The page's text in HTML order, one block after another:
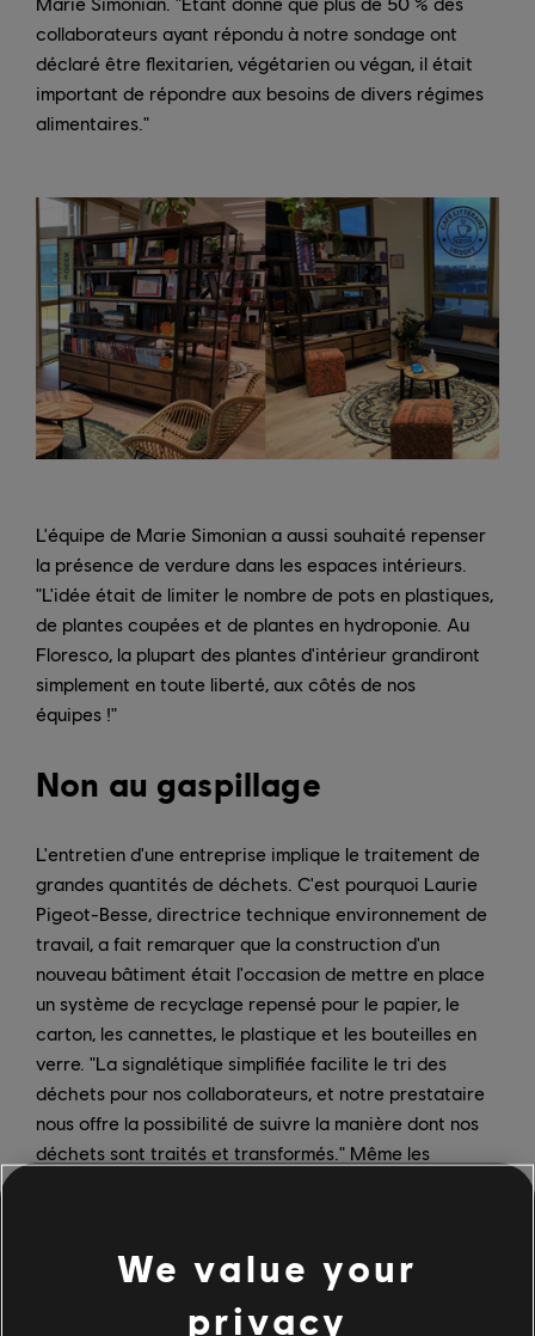
collaborateurs ayant répondu à notre sondage ont
déclaré être flexitarien, végétarien ou végan, il était
important de répondre aux besoins de divers régimes
alimentaires."
L'équipe de Marie Simonian a aussi souhaité repenser
la présence de verdure dans les espaces intérieurs.
"L'idée était de limiter le nombre de pots en plastiques,
de plantes coupées et de plantes en hydroponie. Au
Floresco, la plupart des plantes d'intérieur grandiront
simplement en toute liberté, aux côtés de nos
équipes !"
Non au gaspillage
L'entretien d'une entreprise implique le traitement de
grandes quantités de déchets. C'est pourquoi Laurie
Pigeot-Besse, directrice technique environnement de
travail, a fait remarquer que la construction d'un
nouveau bâtiment était l'occasion de mettre en place
un système de recyclage repensé pour le papier, le
carton, les cannettes, le plastique et les bouteilles en
verre. "La signalétique simplifiée facilite le tri des
déchets pour nos collaborateurs, et notre prestataire
nous offre la possibilité de suivre la manière dont nos
déchets sont traités et transformés." Même les
"tous les appels d'offres de fournisseurs pour le
Floresco, qu'il s'agisse de matériaux ou de produits
consommables, comprennent des exigences
We value your
privacy